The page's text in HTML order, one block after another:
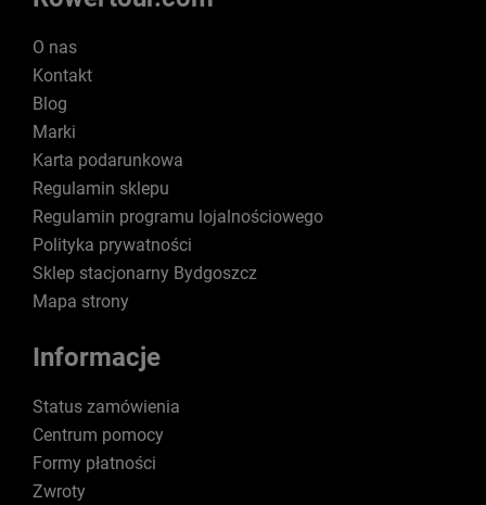
O nas
Kontakt
Blog
Marki
Karta podarunkowa
Regulamin sklepu
Regulamin programu lojalnościowego
Polityka prywatności
Sklep stacjonarny Bydgoszcz
Mapa strony
Informacje
Status zamówienia
Centrum pomocy
Formy płatności
Zwroty